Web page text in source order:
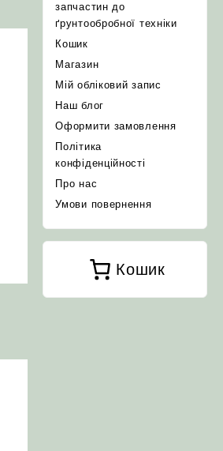
запчастин до
ґрунтообробної техніки
Кошик
Магазин
Мій обліковий запис
Наш блог
Оформити замовлення
Політика
конфіденційності
Про нас
Умови повернення
Кошик